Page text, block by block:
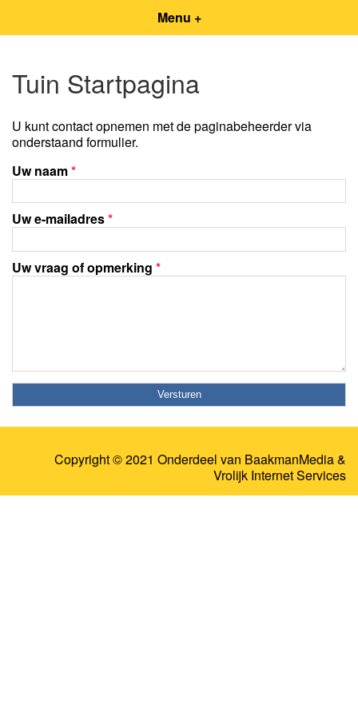
Menu +
Tuin Startpagina
U kunt contact opnemen met de paginabeheerder via
onderstaand formulier.
Uw naam*
Uw e-mailadres*
Uw vraag of opmerking *
Copyright © 2021 Onderdeel van BaakmanMedia&
Vrolijk Internet Services